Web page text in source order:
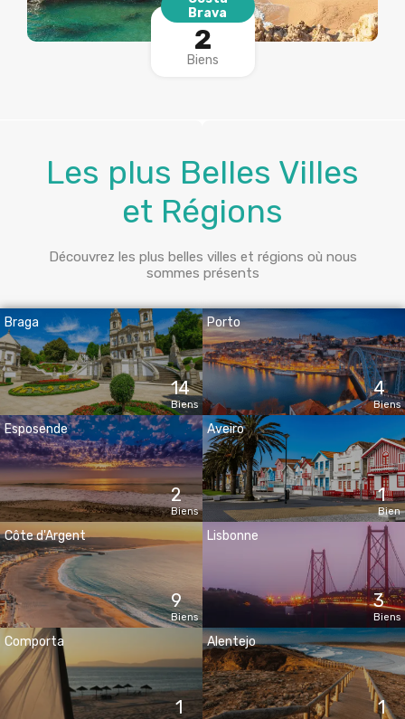
Brava
2
Biens
Les plus Belles Villes
et Régions
Découvrez les plus belles villes et régions où nous
sommes présents
Braga
14
Biens
Porto
4
Biens
Esposende
2
Biens
Aveiro
1
Bien
Côte d'Argent
9
Biens
Lisbonne
3
Biens
Comporta
1
Alentejo
1